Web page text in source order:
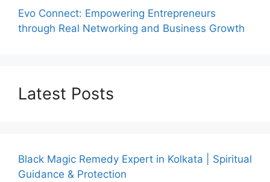
Evo Connect: Empowering Entrepreneurs
through Real Networking and Business Growth
Latest Posts
Black Magic Remedy Expert in Kolkata | Spiritual
Guidance & Protection